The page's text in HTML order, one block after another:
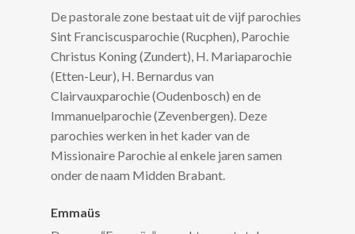
De pastorale zone bestaat uit de vijf parochies
Sint Franciscusparochie (Rucphen), Parochie
Christus Koning (Zundert), H. Mariaparochie
(Etten-Leur), H. Bernardus van
Clairvauxparochie (Oudenbosch) en de
Immanuelparochie (Zevenbergen). Deze
parochies werken in het kader van de
Missionaire Parochie al enkele jaren samen
onder de naam Midden Brabant.
Emmaüs